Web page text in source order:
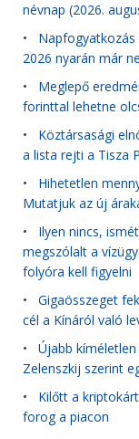
névnap (2026.
•
2026 nyarán már
• Meglepő
forinttal lehetne
• Köztársasági
a lista rejti a Tisza
• Hihetetlen
Mutatjuk az új
• Ilyen nincs,
megszólalt a
folyóra kell figyelni
• Gigaösszeget
cél a Kínáról való
• Újabb
Zelenszkij szerint
• Kilőtt a
forog a piacon